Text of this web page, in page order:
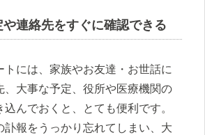
や連絡先をすぐに確認できる
トには、家族やお友達・お世話に
、大事な予定、役所や医療機関の
んでおくと、とても便利です。
訃報をうっかり忘れてしまい、大